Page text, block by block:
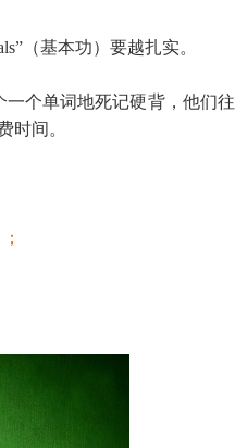
（基本功）要越扎实。
个单词地死记硬背，他们往
时间。